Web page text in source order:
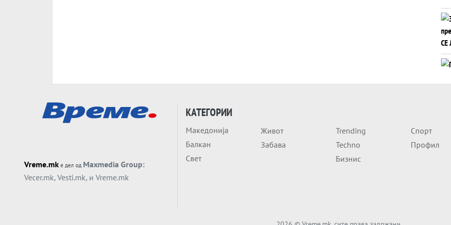
Vreme.mk е дел од Maxmedia Group:
Vecer.mk, Vesti.mk, и Vreme.mk
КАТЕГОРИИ
Македонија
Балкан
Свет
Живот
Забава
Trending
Techno
Бизнис
Спорт
Профил